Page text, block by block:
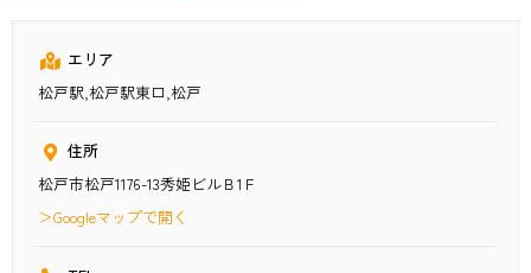
エリア
松戸駅,松戸駅東口,松戸
住所
松戸市松戸1176-13秀姫ビルＢ1Ｆ
＞Googleマップで開く